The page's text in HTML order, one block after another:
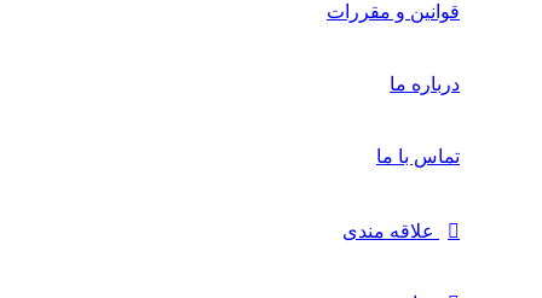
قوانین و مقررات
درباره ما
تماس با ما
علاقه مندی